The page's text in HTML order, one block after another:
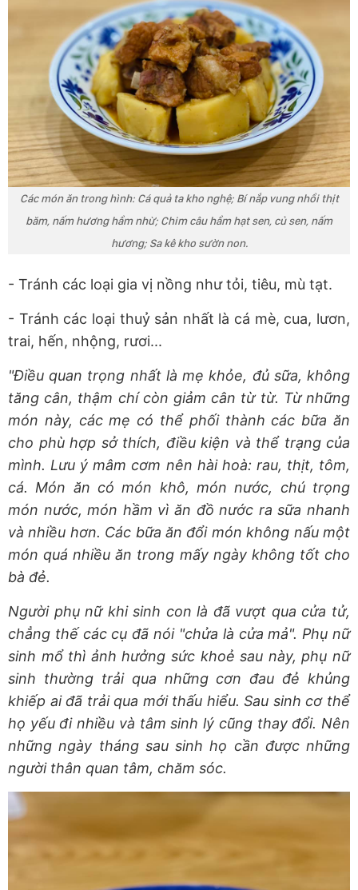
Các món ăn trong hình: Cá quả ta kho nghệ; Bí nắp vung nhồi thịt
băm, nấm hương hầm nhừ; Chim câu hầm hạt sen, củ sen, nấm
hương; Sa kê kho sườn non.
- Tránh các loại gia vị nồng như tỏi, tiêu, mù tạt.
- Tránh các loại thuỷ sản nhất là cá mè, cua, lươn,
trai, hến, nhộng, rươi...
"Điều quan trọng nhất là mẹ khỏe, đủ sữa, không
tăng cân, thậm chí còn giảm cân từ từ. Từ những
món này, các mẹ có thể phối thành các bữa ăn
cho phù hợp sở thích, điều kiện và thể trạng của
mình. Lưu ý mâm cơm nên hài hoà: rau, thịt, tôm,
cá. Món ăn có món khô, món nước, chú trọng
món nước, món hầm vì ăn đồ nước ra sữa nhanh
và nhiều hơn. Các bữa ăn đổi món không nấu một
món quá nhiều ăn trong mấy ngày không tốt cho
bà đẻ.
Người phụ nữ khi sinh con là đã vượt qua cửa tử,
chẳng thế các cụ đã nói "chửa là cửa mả". Phụ nữ
sinh mổ thì ảnh hưởng sức khoẻ sau này, phụ nữ
sinh thường trải qua những cơn đau đẻ khủng
khiếp ai đã trải qua mới thấu hiểu. Sau sinh cơ thể
họ yếu đi nhiều và tâm sinh lý cũng thay đổi. Nên
những ngày tháng sau sinh họ cần được những
người thân quan tâm, chăm sóc.